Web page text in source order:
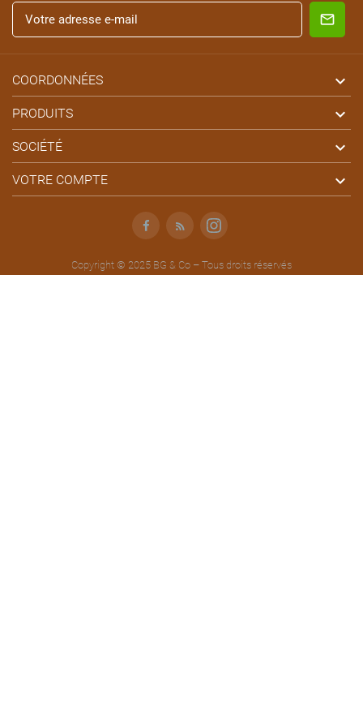
COORDONNÉES 
PRODUITS 
SOCIÉTÉ 
VOTRE COMPTE 
Facebook
Rss Instagram
Copyright © 2025 BG & Co – Tous droits réservés